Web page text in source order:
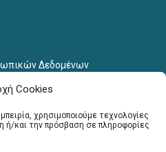
Cookies
χρησιμοποιούμε τεχνολογίες
ή/και την πρόσβαση σε πληροφορίες
Δεδομένων